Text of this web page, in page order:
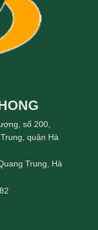
số 200,
quận Hà
Trung, Hà